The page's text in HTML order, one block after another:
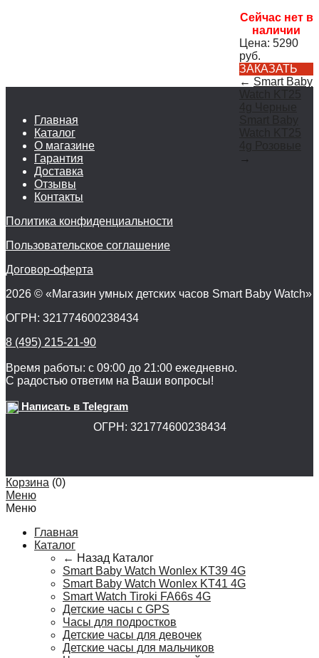
Сейчас нет в
наличии
Цена: 5290
руб.
ЗАКАЗАТЬ
← Smart Baby
→
Главная
Каталог
О магазине
Гарантия
Доставка
Отзывы
Контакты
Политика конфиденциальности
Пользовательское соглашение
Договор-оферта
2026 © «Магазин умных детских часов Smart Baby Watch»
ОГРН: 321774600238434
8 (495) 215-21-90
Время работы: с 09:00 до 21:00 ежедневно.
С радостью ответим на Ваши вопросы!
Написать в Telegram
ОГРН: 321774600238434
Корзина (0)
Меню
Меню
Главная
Каталог
← Назад Каталог
Smart Baby Watch Wonlex KT39 4G
Smart Baby Watch Wonlex KT41 4G
Smart Watch Tiroki FA66s 4G
Детские часы с GPS
Часы для подростков
Детские часы для девочек
Детские часы для мальчиков